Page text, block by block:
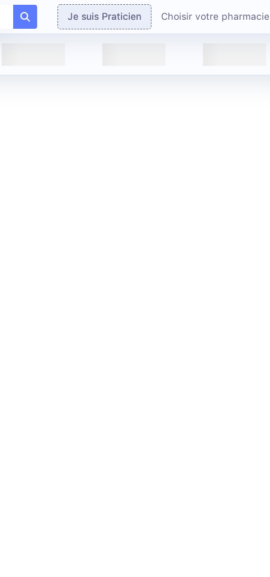
Je suis Praticien Choisir votre pharmacie